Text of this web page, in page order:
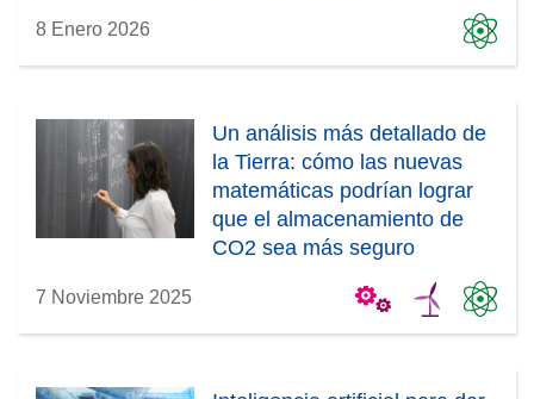
8 Enero 2026
Un análisis más detallado de
la Tierra: cómo las nuevas
matemáticas podrían lograr
que el almacenamiento de
CO2 sea más seguro
7 Noviembre 2025